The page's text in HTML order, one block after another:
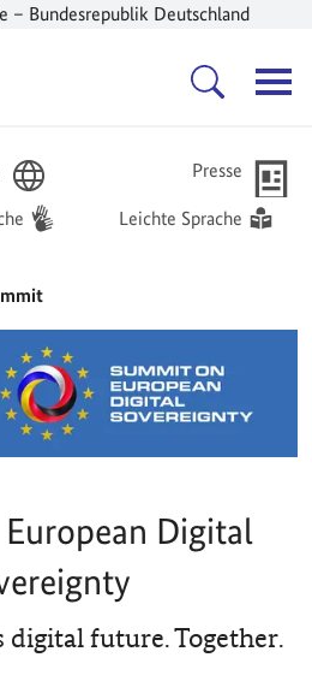
– Bundesrepublik Deutschland
Presse
Leichte Sprache
Digital
digital future. Together.